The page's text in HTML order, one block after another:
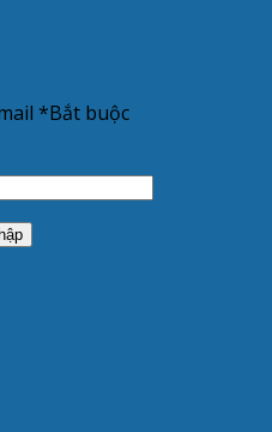
*Bắt buộc